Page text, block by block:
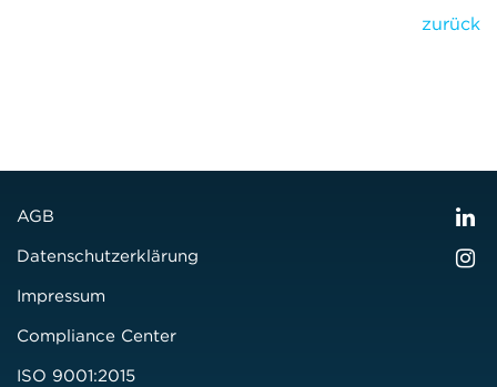
zurück
AGB
Datenschutzerklärung
Impressum
Compliance Center
ISO 9001:2015